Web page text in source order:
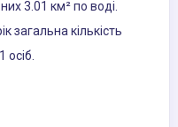
3.01 км² по воді.
загальна кількість
осіб.